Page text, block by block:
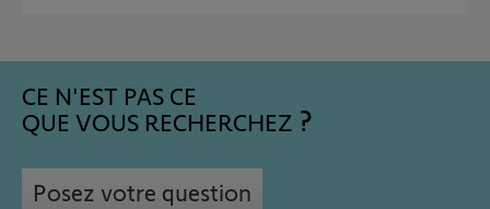
CE N'EST PAS CE
QUE VOUS RECHERCHEZ
Posez votre question